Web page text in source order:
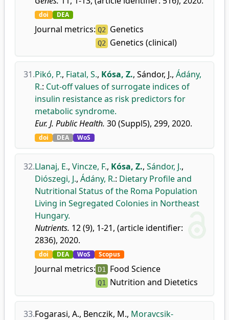
doi DEA
Journal metrics: Q2 Genetics
Q2 Genetics (clinical)
31.Pikó, P., Fiatal, S., Kósa, Z., Sándor, J., Ádány,
R.: Cut-off values of surrogate indices of
insulin resistance as risk predictors for
metabolic syndrome.
Eur. J. Public Health. 30 (Suppl5), 299, 2020.
doi DEA WoS
32.Llanaj, E., Vincze, F., Kósa, Z., Sándor, J.,
Diószegi, J., Ádány, R.: Dietary Profile and
Nutritional Status of the Roma Population
Living in Segregated Colonies in Northeast
Hungary.
Nutrients. 12 (9), 1-21, (article identifier:
2836), 2020.
doi DEA WoS Scopus
Journal metrics: D1 Food Science
Q1 Nutrition and Dietetics
33.Fogarasi, A., Benczik, M., Moravcsik-